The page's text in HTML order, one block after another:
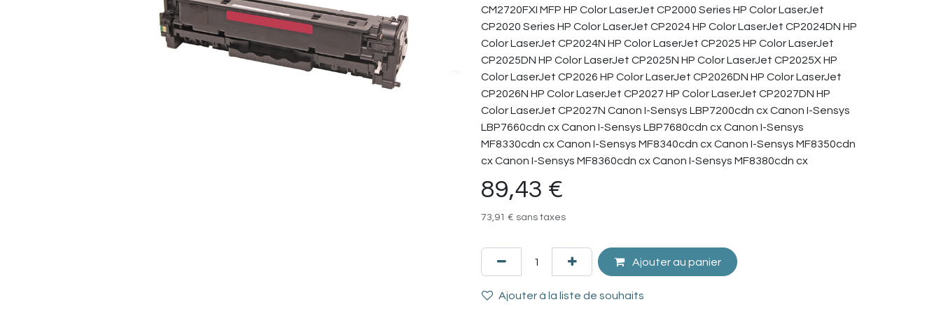
CM2720FXI MFP HP Color LaserJet CP2000 Series HP Color LaserJet
CP2020 Series HP Color LaserJet CP2024 HP Color LaserJet CP2024DN HP
Color LaserJet CP2024N HP Color LaserJet CP2025 HP Color LaserJet
CP2025DN HP Color LaserJet CP2025N HP Color LaserJet CP2025X HP
Color LaserJet CP2026 HP Color LaserJet CP2026DN HP Color LaserJet
CP2026N HP Color LaserJet CP2027 HP Color LaserJet CP2027DN HP
Color LaserJet CP2027N Canon I-Sensys LBP7200cdn cx Canon I-Sensys
LBP7660cdn cx Canon I-Sensys LBP7680cdn cx Canon I-Sensys
MF8330cdn cx Canon I-Sensys MF8340cdn cx Canon I-Sensys MF8350cdn
cx Canon I-Sensys MF8360cdn cx Canon I-Sensys MF8380cdn cx
89,43 €
73,91 € sans taxes
Ajouter au panier
Ajouter à la liste de souhaits